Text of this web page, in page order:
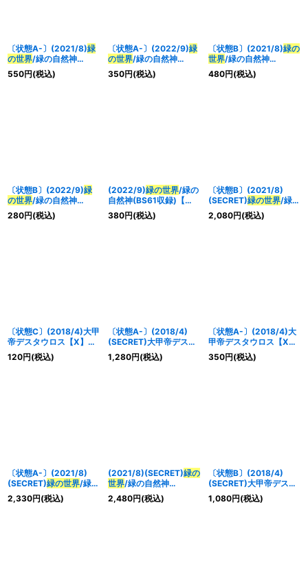
〔状態A-〕(2021/8)緑
の世界/緑の自然神
(BSC38収録)【転醒X】
{BS53-TX03a/BS53-
550円(税込)
〔状態A-〕(2022/9)緑
の世界/緑の自然神
(BS61収録)【転醒X】
{BS53-TX03a/BS53-
350円(税込)
〔状態B〕(2021/8)緑の
世界/緑の自然神
(BSC38収録)【転醒X】
{BS53-TX03a/BS53-
480円(税込)
〔状態B〕(2022/9)緑
の世界/緑の自然神
(BS61収録)【転醒X】
{BS53-TX03a/BS53-
280円(税込)
(2022/9)緑の世界/緑の
自然神(BS61収録)【転
醒X】{BS53-
TX03a/BS53-TX03b}
380円(税込)
〔状態B〕(2021/8)
(SECRET)緑の世界/緑の
自然神(BSC38収録)
【転醒X-SEC】{BS53-
2,080円(税込)
〔状態C〕(2018/4)大甲
帝デスタウロス【X】
{BS43-RVX04}《多》
120円(税込)
〔状態A-〕(2018/4)
(SECRET)大甲帝デスタ
ウロス【X-SEC】
{BS43-RVX04}《多》
1,280円(税込)
〔状態A-〕(2018/4)大
甲帝デスタウロス【X】
{BS43-RVX04}《多》
350円(税込)
〔状態A-〕(2021/8)
(SECRET)緑の世界/緑の
自然神(BSC38収録)
【転醒X-SEC】{BS53-
2,330円(税込)
(2021/8)(SECRET)緑の
世界/緑の自然神
(BSC38収録)【転醒X-
SEC】{BS53-
2,480円(税込)
〔状態B〕(2018/4)
(SECRET)大甲帝デスタ
ウロス【X-SEC】
{BS43-RVX04}《多》
1,080円(税込)